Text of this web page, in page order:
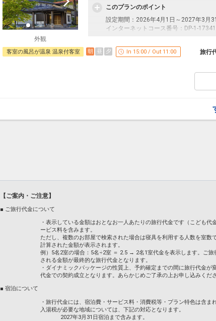
外観
このプランのポイント
設定期間：2026年4月1日～2027年3月
インターネットコース番号：DP-1-
客室の風呂が温泉 温泉付客室 朝 昼 夕 In 15:00 / Out 11:00 旅行
【ご案内・ご注意】
■ ご旅行代金について
・表示している金額はおとなお一人あたりの旅行代金です（こども
ービス料を含みます。
ただし、複数のお部屋で検索された場合は寝具を利用する人数を室
計算された金額が表示されます。
例）5名2室の場合：5名÷2室 ＝ 2.5 → 2名1室代金を表示します。ご
される金額が最終的な旅行代金となります。
・ダイナミックパッケージの性質上、予約確定までの間に旅行代金
代金での契約成立となります。あらかじめご了承の上お申し込みくださ
■ 宿泊について
・旅行代金には、宿泊費・サービス料・消費税等・プラン特色は含まれ
入湯税が必要な地域については、下記の対応となります。
2027年3月31日宿泊まで含みます。